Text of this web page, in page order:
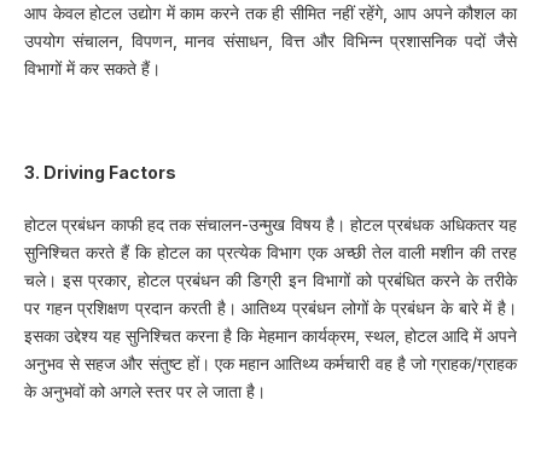
आप केवल होटल उद्योग में काम करने तक ही सीमित नहीं रहेंगे, आप अपने कौशल का
उपयोग संचालन, विपणन, मानव संसाधन, वित्त और विभिन्न प्रशासनिक पदों जैसे
विभागों में कर सकते हैं।
3. Driving Factors
होटल प्रबंधन काफी हद तक संचालन-उन्मुख विषय है। होटल प्रबंधक अधिकतर यह
सुनिश्चित करते हैं कि होटल का प्रत्येक विभाग एक अच्छी तेल वाली मशीन की तरह
चले। इस प्रकार, होटल प्रबंधन की डिग्री इन विभागों को प्रबंधित करने के तरीके
पर गहन प्रशिक्षण प्रदान करती है। आतिथ्य प्रबंधन लोगों के प्रबंधन के बारे में है।
इसका उद्देश्य यह सुनिश्चित करना है कि मेहमान कार्यक्रम, स्थल, होटल आदि में अपने
अनुभव से सहज और संतुष्ट हों। एक महान आतिथ्य कर्मचारी वह है जो ग्राहक/ग्राहक
के अनुभवों को अगले स्तर पर ले जाता है।